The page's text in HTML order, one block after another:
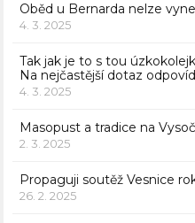
Oběd u Bernarda nelze
4. 3. 2025
Tak jak je to s tou
Na nejčastější dotaz
4. 3. 2025
Masopust a tradice na
2. 3. 2025
Propaguji soutěž Vesnice
26. 2. 2025